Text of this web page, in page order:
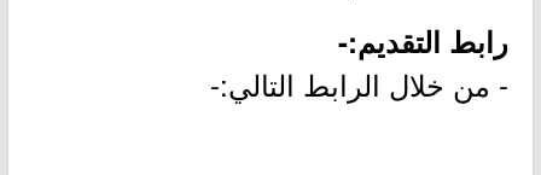
رابط التقديم:-
- من خلال الرابط التالي:-